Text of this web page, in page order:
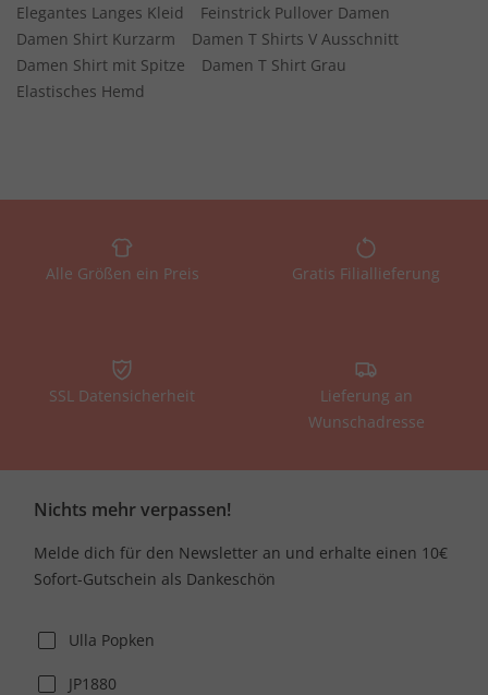
Elegantes Langes Kleid
Feinstrick Pullover Damen
Damen Shirt Kurzarm
Damen T Shirts V Ausschnitt
Damen Shirt mit Spitze
Damen T Shirt Grau
Elastisches Hemd
Alle Größen ein Preis Gratis Filiallieferung
SSL Datensicherheit
Lieferung an
Wunschadresse
Nichts mehr verpassen!
Melde dich für den Newsletter an und erhalte einen 10€
Sofort-Gutschein als Dankeschön
Ulla Popken
JP1880